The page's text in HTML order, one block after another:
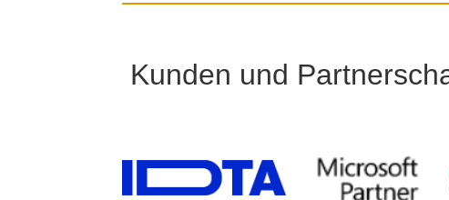
Kunden und